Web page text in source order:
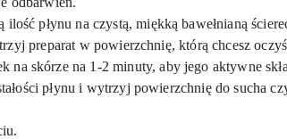
ilość płynu na czystą, miękką bawełnianą
preparat w powierzchnię, którą chcesz
na skórze na 1-2 minuty, aby jego aktywne
płynu i wytrzyj powierzchnię do sucha